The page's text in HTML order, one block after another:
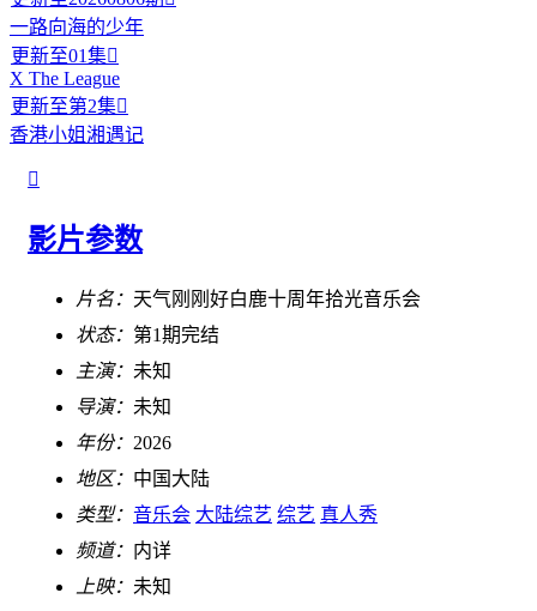
一路向海的少年
更新至01集
X The League
更新至第2集
香港小姐湘遇记

影片参数
片名： 天气刚刚好白鹿十周年拾光音乐会
状态： 第1期完结
主演： 未知
导演： 未知
年份： 2026
地区： 中国大陆
类型： 音乐会 大陆综艺 综艺 真人秀
频道： 内详
上映： 未知